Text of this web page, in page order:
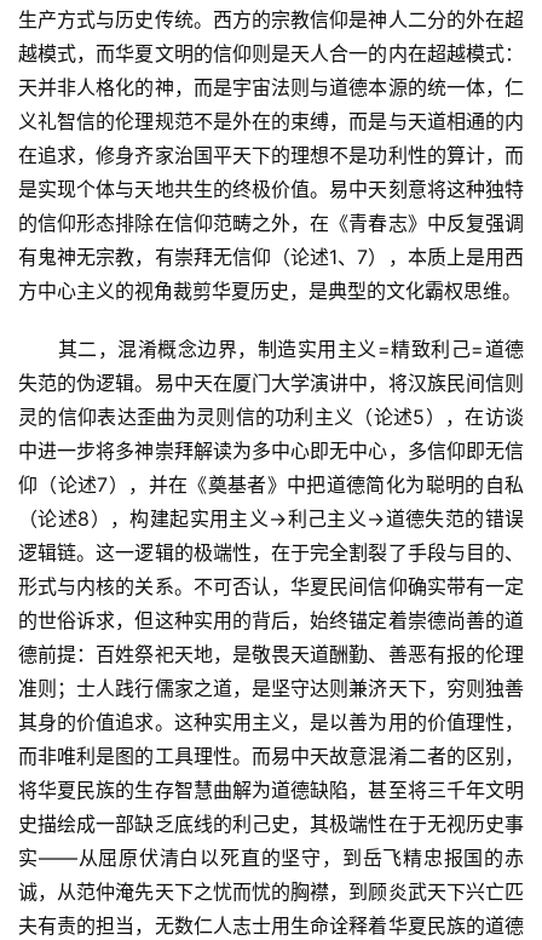
生产方式与历史传统。西方的宗教信仰是神人二分的外在超
越模式，而华夏文明的信仰则是天人合一的内在超越模式：
天并非人格化的神，而是宇宙法则与道德本源的统一体，仁
义礼智信的伦理规范不是外在的束缚，而是与天道相通的内
在追求，修身齐家治国平天下的理想不是功利性的算计，而
是实现个体与天地共生的终极价值。易中天刻意将这种独特
的信仰形态排除在信仰范畴之外，在《青春志》中反复强调
有鬼神无宗教，有崇拜无信仰（论述1、7），本质上是用西
方中心主义的视角裁剪华夏历史，是典型的文化霸权思维。
其二，混淆概念边界，制造实用主义=精致利己=道德
失范的伪逻辑。易中天在厦门大学演讲中，将汉族民间信则
灵的信仰表达歪曲为灵则信的功利主义（论述5），在访谈
中进一步将多神崇拜解读为多中心即无中心，多信仰即无信
仰（论述7），并在《奠基者》中把道德简化为聪明的自私
（论述8），构建起实用主义→利己主义→道德失范的错误
逻辑链。这一逻辑的极端性，在于完全割裂了手段与目的、
形式与内核的关系。不可否认，华夏民间信仰确实带有一定
的世俗诉求，但这种实用的背后，始终锚定着崇德尚善的道
德前提：百姓祭祀天地，是敬畏天道酬勤、善恶有报的伦理
准则；士人践行儒家之道，是坚守达则兼济天下，穷则独善
其身的价值追求。这种实用主义，是以善为用的价值理性，
而非唯利是图的工具理性。而易中天故意混淆二者的区别，
将华夏民族的生存智慧曲解为道德缺陷，甚至将三千年文明
史描绘成一部缺乏底线的利己史，其极端性在于无视历史事
实——从屈原伏清白以死直的坚守，到岳飞精忠报国的赤
诚，从范仲淹先天下之忧而忧的胸襟，到顾炎武天下兴亡匹
夫有责的担当，无数仁人志士用生命诠释着华夏民族的道德